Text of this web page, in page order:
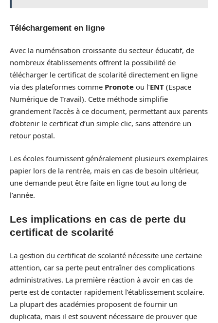
Téléchargement en ligne
Avec la numérisation croissante du secteur éducatif, de
nombreux établissements offrent la possibilité de
télécharger le certificat de scolarité directement en ligne
via des plateformes comme Pronote ou l’ENT (Espace
Numérique de Travail). Cette méthode simplifie
grandement l’accès à ce document, permettant aux parents
d’obtenir le certificat d’un simple clic, sans attendre un
retour postal.
Les écoles fournissent généralement plusieurs exemplaires
papier lors de la rentrée, mais en cas de besoin ultérieur,
une demande peut être faite en ligne tout au long de
l’année.
Les implications en cas de perte du
certificat de scolarité
La gestion du certificat de scolarité nécessite une certaine
attention, car sa perte peut entraîner des complications
administratives. La première réaction à avoir en cas de
perte est de contacter rapidement l’établissement scolaire.
La plupart des académies proposent de fournir un
duplicata, mais il est souvent nécessaire de prouver que